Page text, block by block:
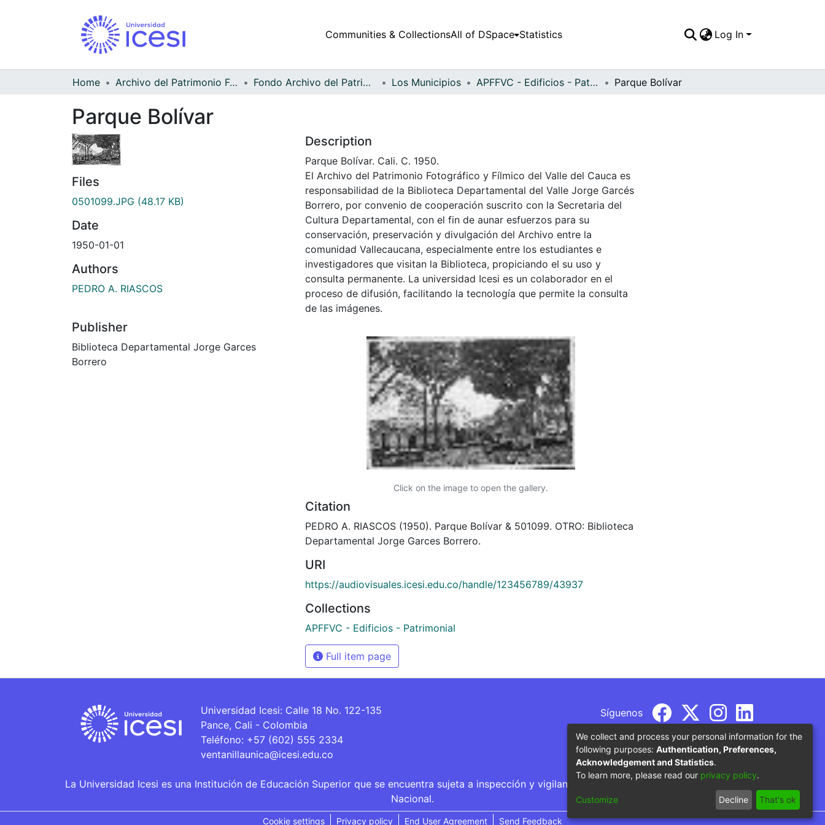
Communities & CollectionsAll of DSpace Statistics Log In
Home Archivo del Patrimonio Fotográfico y Fílmico del Valle del Cauca Fondo Archivo del Patrimonio Fotográfico y Fílmico del Valle del Cauca Los Municipios APFFVC - Edificios - Patrimonial Parque Bolívar
Parque Bolívar
Files
0501099.JPG (48.17 KB)
Date
1950-01-01
Authors
PEDRO A. RIASCOS
Publisher
Biblioteca Departamental Jorge Garces
Borrero
Description
Parque Bolívar. Cali. C. 1950.
El Archivo del Patrimonio Fotográfico y Fílmico del Valle del Cauca es
responsabilidad de la Biblioteca Departamental del Valle Jorge Garcés
Borrero, por convenio de cooperación suscrito con la Secretaria del
Cultura Departamental, con el fin de aunar esfuerzos para su
conservación, preservación y divulgación del Archivo entre la
comunidad Vallecaucana, especialmente entre los estudiantes e
investigadores que visitan la Biblioteca, propiciando el su uso y
consulta permanente. La universidad Icesi es un colaborador en el
proceso de difusión, facilitando la tecnología que permite la consulta
de las imágenes.
Click on the image to open the gallery.
Citation
PEDRO A. RIASCOS (1950). Parque Bolívar & 501099. OTRO: Biblioteca
Departamental Jorge Garces Borrero.
URI
https://audiovisuales.icesi.edu.co/handle/123456789/43937
Collections
APFFVC - Edificios - Patrimonial
Full item page
Universidad Icesi: Calle 18 No. 122-135
Pance, Cali - Colombia
Teléfono: +57 (602) 555 2334
ventanillaunica@icesi.edu.co
Síguenos
La Universidad Icesi es una Institución de Educación Superior que se encuentra sujeta a inspección y vigilancia por parte del Ministerio de Educación
Nacional.
Cookie settings Privacy policy End User Agreement Send Feedback
We collect and process your personal information for the
following purposes: Authentication, Preferences,
Acknowledgement and Statistics.
To learn more, please read our privacy policy.
Customize Decline That's ok